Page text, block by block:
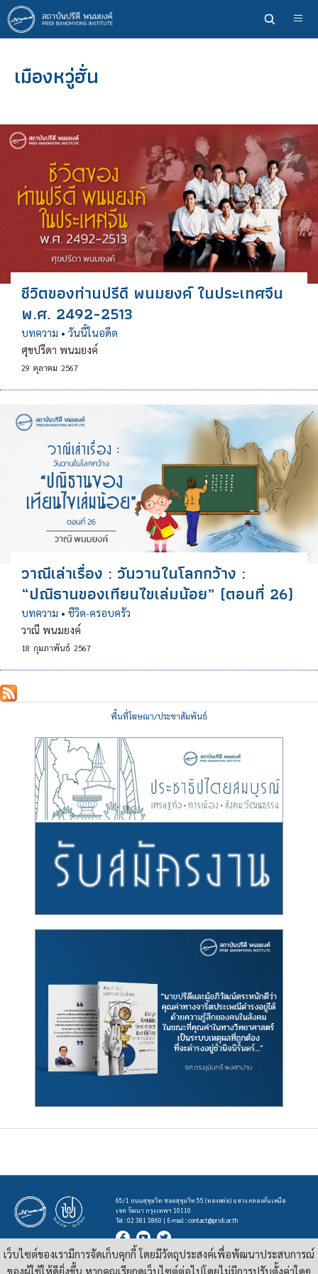
ข้าม
ไป
ยัง
หลักเมืองหวู่ฮั่น
ชีวิตของท่านปรีดี พนมยงค์ ในประเทศจีน
พ.ศ. 2492-2513
บทความ • วันนี้ในอดีต
ศุขปรีดา พนมยงค์
29 ตุลาคม 2567
วาณีเล่าเรื่อง : วันวานในโลกกว้าง :
“ปณิธานของเทียนไขเล่มน้อย” (ตอนที่ 26)
บทความ • ชีวิต-ครอบครัว
วาณี พนมยงค์
18 กุมภาพันธ์ 2567
พื้นที่โฆษณา/ประชาสัมพันธ์
65/1 ถนนสุขุมวิท ซอยสุขุมวิท 55 (ทองหล่อ) แขวง คลองตันเหนือ
เขต วัฒนา กรุงเทพฯ 10110
Tel : 02 381 3860 | E-mail :contact@pridi.or.th
บทความ รูปภาพ และสื่ออื่นๆ ที่มีสัญลักษณ์ของสถาบันปรีดี พนมยงค์ ในเว็บไซต์https://pridi.or.th
เผยแพร่ภายใต้สัญญาอนุญาตครีเอทีฟคอมมอนส์แบบแสดงที่มา-ไม่ใช่เชิงพาณิชย์ 4.0 สากล
เว็บไซต์ของเรามีการจัดเก็บคุกกี้ โดยมีวัตถุประสงค์เพื่อพัฒนาประสบการณ์
ของผู้ใช้ให้ดียิ่งขึ้น หากคุณเรียกดูเว็บไซต์ต่อไปโดยไม่มีการปรับตั้งค่าใดๆ